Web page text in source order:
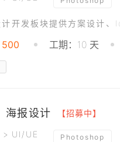
开发板块提供方案设计、
500 工期：10 天
海报设计 【招募中】
> UI/UE Photoshop